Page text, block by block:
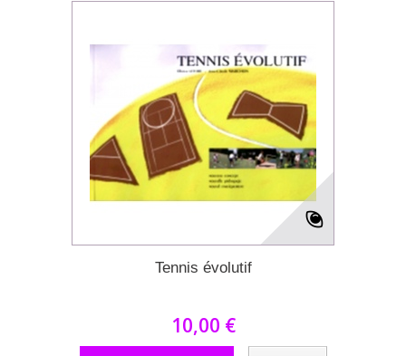
Tennis évolutif
10,00 €